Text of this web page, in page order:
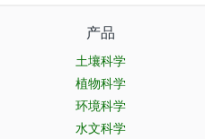
产品
土壤科学
植物科学
环境科学
水文科学